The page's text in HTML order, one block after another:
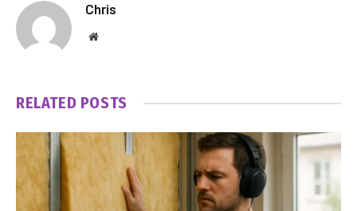
Chris
Website
RELATED POSTS